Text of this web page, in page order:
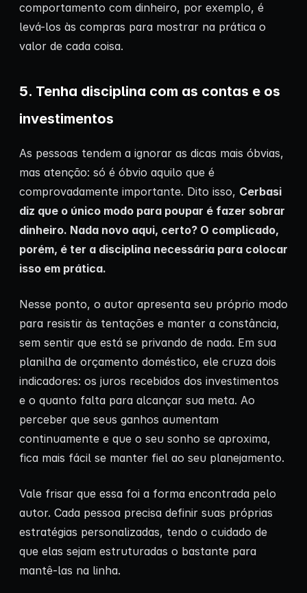
comportamento com dinheiro, por exemplo, é
levá-los às compras para mostrar na prática o
valor de cada coisa.
5. Tenha disciplina com as contas e os
investimentos
As pessoas tendem a ignorar as dicas mais óbvias,
mas atenção: só é óbvio aquilo que é
comprovadamente importante. Dito isso, Cerbasi
diz que o único modo para poupar é fazer sobrar
dinheiro. Nada novo aqui, certo? O complicado,
porém, é ter a disciplina necessária para colocar
isso em prática.
Nesse ponto, o autor apresenta seu próprio modo
para resistir às tentações e manter a constância,
sem sentir que está se privando de nada. Em sua
planilha de orçamento doméstico, ele cruza dois
indicadores: os juros recebidos dos investimentos
e o quanto falta para alcançar sua meta. Ao
perceber que seus ganhos aumentam
continuamente e que o seu sonho se aproxima,
fica mais fácil se manter fiel ao seu planejamento.
Vale frisar que essa foi a forma encontrada pelo
autor. Cada pessoa precisa definir suas próprias
estratégias personalizadas, tendo o cuidado de
que elas sejam estruturadas o bastante para
mantê-las na linha.